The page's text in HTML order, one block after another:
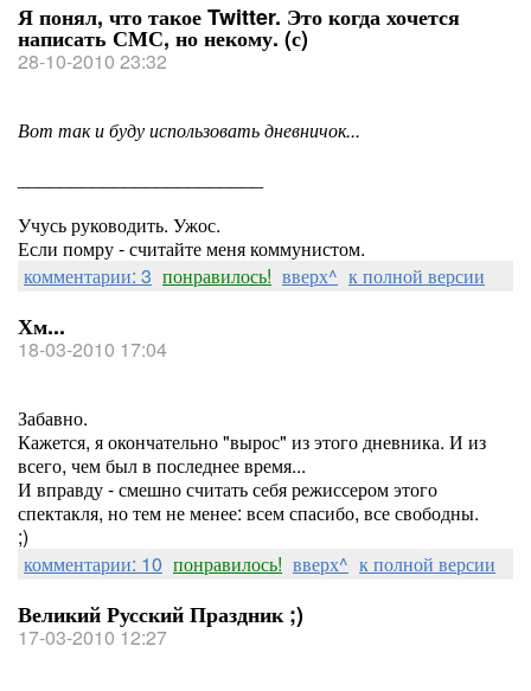
Я понял, что такое Twitter. Это когда хочется
написать СМС, но некому. (с)
28-10-2010 23:32
Вот так и буду использовать дневничок...
Учусь руководить. Ужос.
Если помру - считайте меня коммунистом.
комментарии: 3 понравилось! вверх^ к полной версии
Хм...
18-03-2010 17:04
Забавно.
Кажется, я окончательно "вырос" из этого дневника. И из
всего, чем был в последнее время...
И вправду - смешно считать себя режиссером этого
спектакля, но тем не менее: всем спасибо, все свободны.
;)
комментарии: 10 понравилось! вверх^ к полной версии
Великий Русский Праздник ;)
17-03-2010 12:27